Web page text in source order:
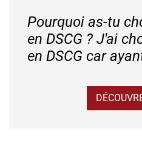
Pourquoi as-tu
en DSCG ? J'ai
en DSCG car